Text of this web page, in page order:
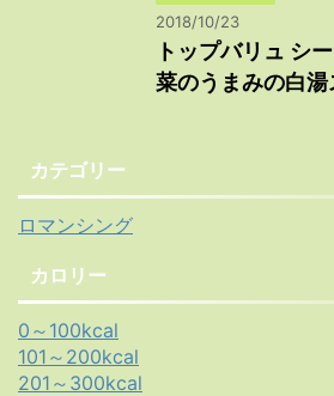
2018/10/23
トップバリュ シ
菜のうまみの白湯
カテゴリー
ロマンシング
カロリー
0～100kcal
101～200kcal
201～300kcal